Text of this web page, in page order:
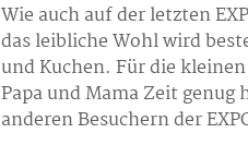
Wie auch auf der letzten
das leibliche Wohl wird
und Kuchen. Für die
Papa und Mama Zeit genug
anderen Besuchern der